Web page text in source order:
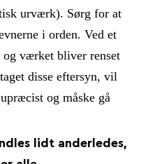
urværk). Sørg for at
i orden. Ved et
og værket bliver renset
disse eftersyn, vil
og måske gå
lidt anderledes,